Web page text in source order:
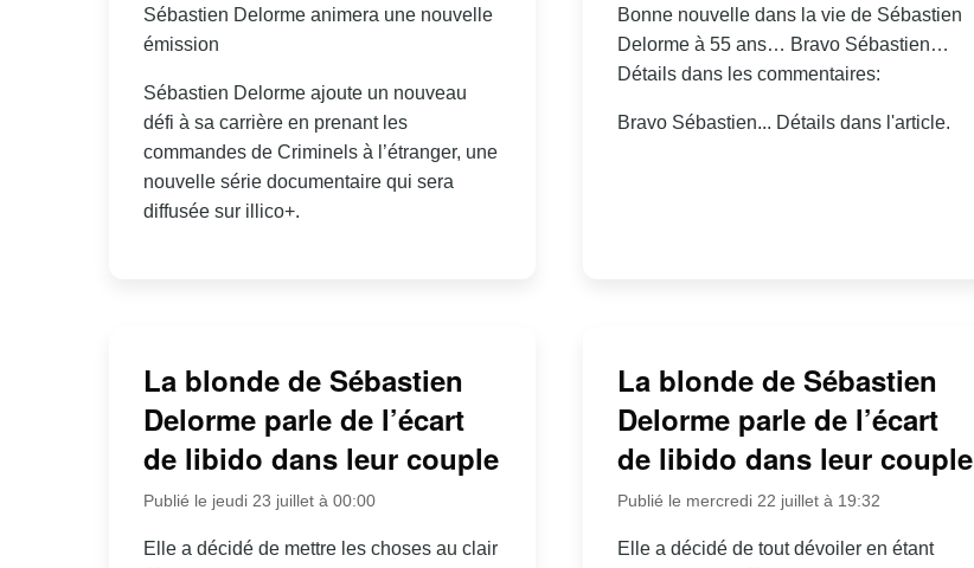
Sébastien Delorme animera une nouvelle
émission
Sébastien Delorme ajoute un nouveau
défi à sa carrière en prenant les
commandes de Criminels à l’étranger, une
nouvelle série documentaire qui sera
diffusée sur illico+.
Bonne nouvelle dans la vie de Sébastien
Delorme à 55 ans… Bravo Sébastien…
Détails dans les commentaires:
Bravo Sébastien... Détails dans l'article.
La blonde de Sébastien
Delorme parle de l’écart
de libido dans leur couple
Publié le jeudi 23 juillet à 00:00
Elle a décidé de mettre les choses au clair
La blonde de Sébastien
Delorme parle de l’écart
de libido dans leur couple
Publié le mercredi 22 juillet à 19:32
Elle a décidé de tout dévoiler en étant